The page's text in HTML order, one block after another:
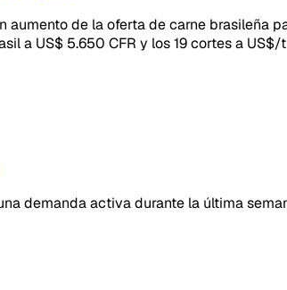
aumento de la oferta de carne brasileña
a US$ 5.650 CFR y los 19 cortes a US$/
demanda activa durante la última